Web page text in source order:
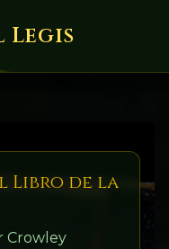
Legis
Libro de la
Crowley